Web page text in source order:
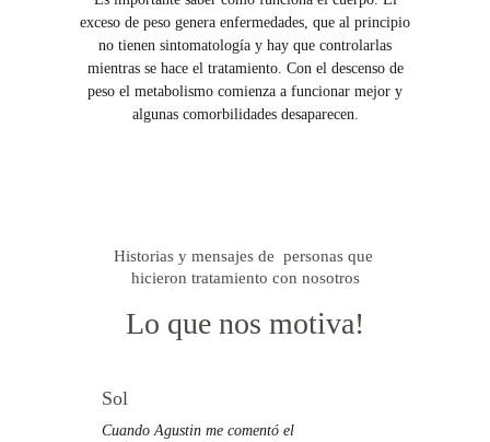
exceso de peso genera enfermedades, que al principio
no tienen sintomatología y hay que controlarlas
mientras se hace el tratamiento. Con el descenso de
peso el metabolismo comienza a funcionar mejor y
algunas comorbilidades desaparecen.
Sol
Cuando Agustin me comentó el
Lo que nos motiva!
Historias y mensajes de  personas que
hicieron tratamiento con nosotros